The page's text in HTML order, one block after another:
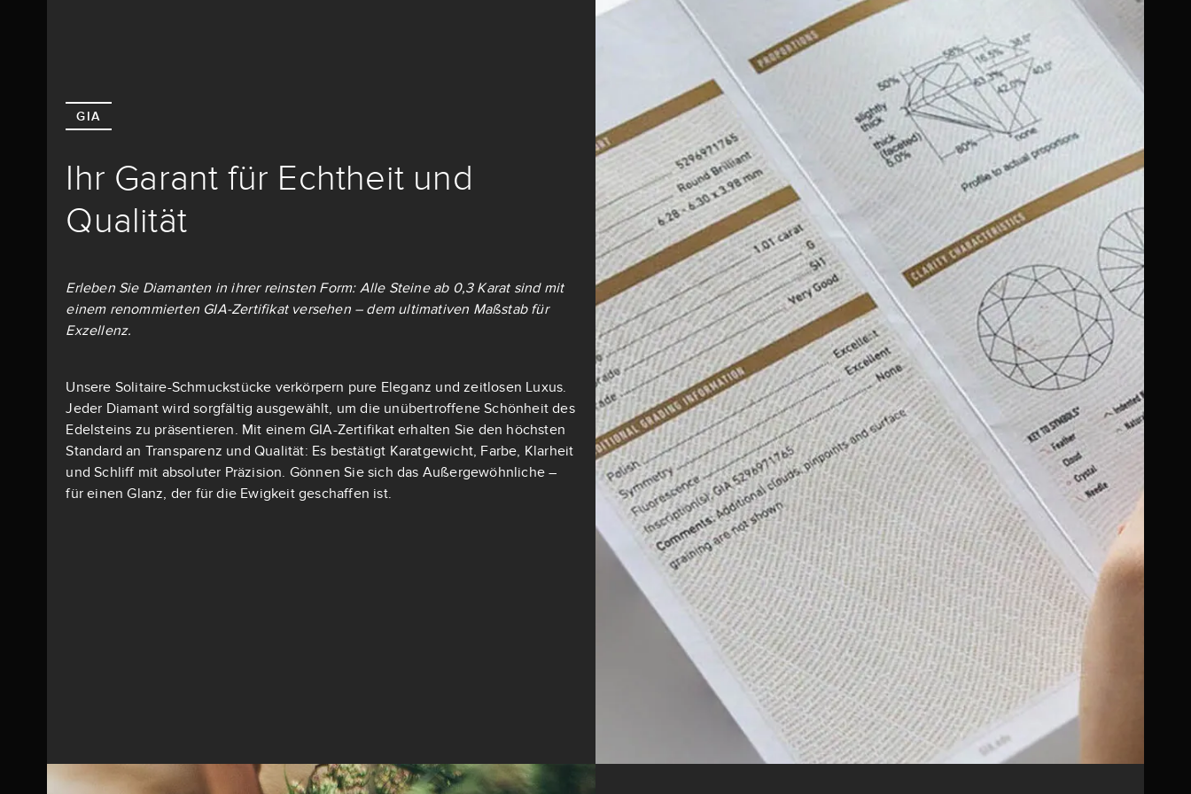
GIA
Ihr Garant für Echtheit und
Qualität
Erleben Sie Diamanten in ihrer reinsten Form: Alle Steine ab 0,3 Karat sind mit
einem renommierten GIA-Zertifikat versehen – dem ultimativen Maßstab für
Exzellenz.
Unsere Solitaire-Schmuckstücke verkörpern pure Eleganz und zeitlosen Luxus.
Jeder Diamant wird sorgfältig ausgewählt, um die unübertroffene Schönheit des
Edelsteins zu präsentieren. Mit einem GIA-Zertifikat erhalten Sie den höchsten
Standard an Transparenz und Qualität: Es bestätigt Karatgewicht, Farbe, Klarheit
und Schliff mit absoluter Präzision. Gönnen Sie sich das Außergewöhnliche –
für einen Glanz, der für die Ewigkeit geschaffen ist.